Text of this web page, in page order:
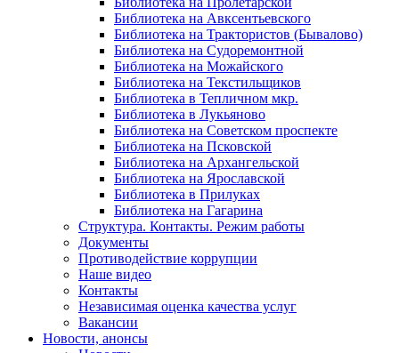
Библиотека на Авксентьевского
Библиотека на Трактористов (Бывалово)
Библиотека на Судоремонтной
Библиотека на Можайского
Библиотека на Текстильщиков
Библиотека в Тепличном мкр.
Библиотека в Лукьяново
Библиотека на Советском проспекте
Библиотека на Псковской
Библиотека на Архангельской
Библиотека на Ярославской
Библиотека в Прилуках
Библиотека на Гагарина
Структура. Контакты. Режим работы
Документы
Противодействие коррупции
Наше видео
Контакты
Независимая оценка качества услуг
Вакансии
Новости, анонсы